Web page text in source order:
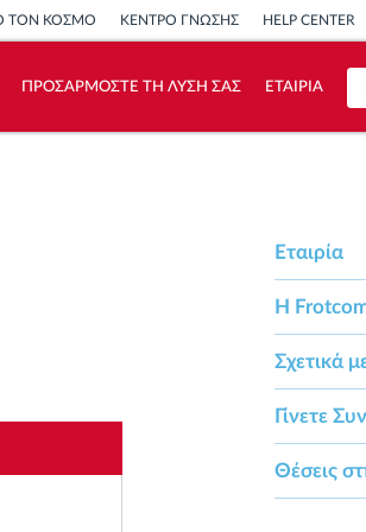
ΤΟΝ ΚΟΣΜΟ ΚΕΝΤΡΟ ΓΝΩΣΗΣ HELP CENTER
ΠΡΟΣΑΡΜΟΣΤΕ ΤΗ ΛΥΣΗ ΣΑΣ ΕΤΑΙΡΙΑ
Εταιρία
Η
Σχετικά
Γίνετε
Θέσεις